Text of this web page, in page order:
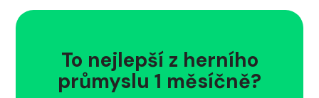
To nejlepší z herního
průmyslu 1 měsíčně?